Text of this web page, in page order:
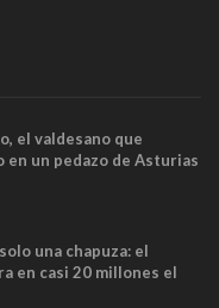
el valdesano que
en un pedazo de Asturias
solo una chapuza: el
en casi 20 millones el
que no cabían por los